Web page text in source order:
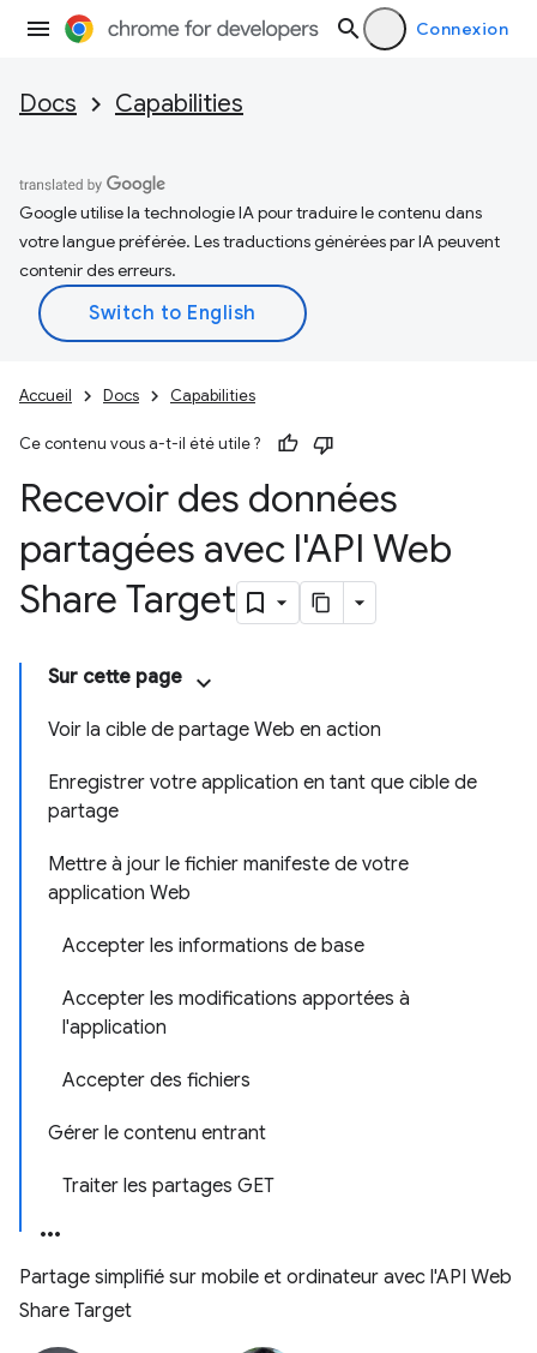
Connexion
Docs Capabilities
Google utilise la technologie IA pour traduire le contenu dans
votre langue préférée. Les traductions générées par IA peuvent
contenir des erreurs.
Accueil Docs Capabilities
Ce contenu vous a-t-il été utile ?
Recevoir des données
partagées avec l'API Web
Share Target
Sur cette page
Voir la cible de partage Web en action
Enregistrer votre application en tant que cible de
partage
Mettre à jour le fichier manifeste de votre
application Web
Accepter les informations de base
Accepter les modifications apportées à
l'application
Accepter des fichiers
Gérer le contenu entrant
Traiter les partages GET
Partage simplifié sur mobile et ordinateur avec l'API Web
Share Target